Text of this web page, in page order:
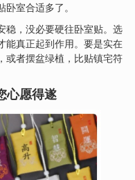
室合适多了。
稳，没必要硬往卧室贴。选
能真正起到作用。要是实在
，或者摆盆绿植，比贴镇宅符
心愿得遂